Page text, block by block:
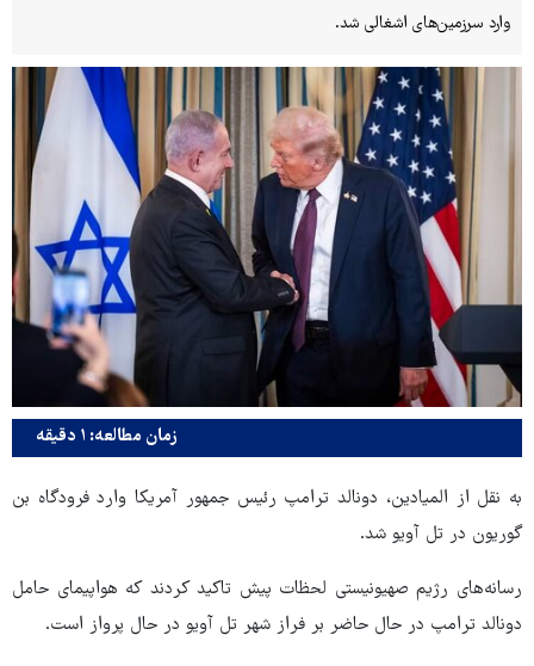
وارد سرزمین‌های اشغالی شد.
زمان مطالعه: ۱ دقیقه
به نقل از المیادین، دونالد ترامپ رئیس جمهور آمریکا وارد فرودگاه بن
گوریون در تل آویو شد.
رسانه‌های رژیم صهیونیستی لحظات پیش تاکید کردند که هواپیمای حامل
دونالد ترامپ در حال حاضر بر فراز شهر تل آویو در حال پرواز است.